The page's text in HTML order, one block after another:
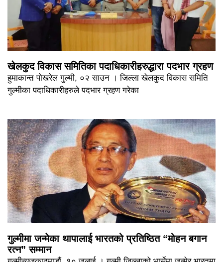
खेलकुद विकास समितिका पदाधिकारीहरुद्धारा पदभार ग्रहण
हुमाकान्त पोखरेल गुल्मी, ०२ साउन । जिल्ला खेलकुद विकास समिति
गुल्मीका पदाधिकारीहरुले पदभार ग्रहण गरेका
गुल्मीमा जन्मेका थापालाई भारतको प्रतिष्ठित “मोहन बगान
रत्न” सम्मान